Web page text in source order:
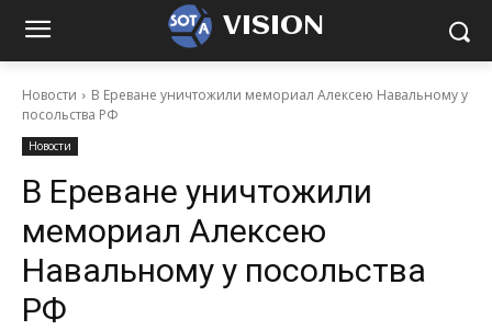
VISION
Новости
В Ереване уничтожили мемориал Алексею Навальному у
посольства РФ
Новости
В Ереване уничтожили
мемориал Алексею
Навальному у посольства
РФ